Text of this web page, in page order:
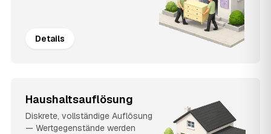
Details
Haushaltsauflösung
Diskrete, vollständige Auflösung
— Wertgegenstände werden